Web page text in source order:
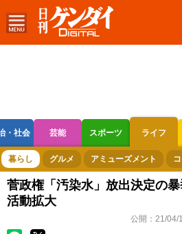
・社会 芸能 スポーツ ライフ
ボートレース 競輪 オートレース
暮らし グルメ アミューズメント
菅政権「汚染水」放出決定の
活動拡大
公開： 21/04/